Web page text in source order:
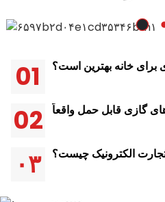
01 برای خانه بهترین است؟
02
۰۳ الکترونیک چیست؟